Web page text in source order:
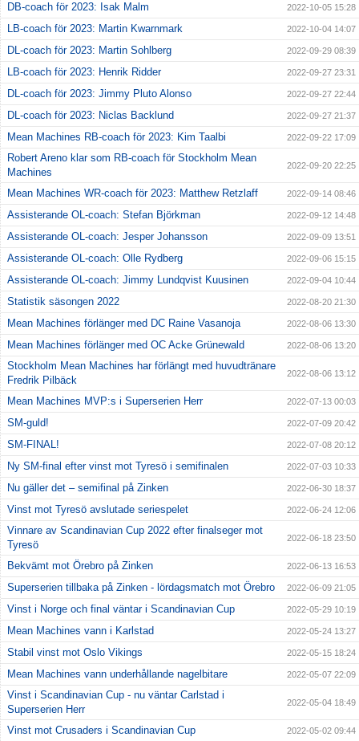
DB-coach för 2023: Isak Malm 2022-10-05 15:28
LB-coach för 2023: Martin Kwarnmark 2022-10-04 14:07
DL-coach för 2023: Martin Sohlberg 2022-09-29 08:39
LB-coach för 2023: Henrik Ridder 2022-09-27 23:31
DL-coach för 2023: Jimmy Pluto Alonso 2022-09-27 22:44
DL-coach för 2023: Niclas Backlund 2022-09-27 21:37
Mean Machines RB-coach för 2023: Kim Taalbi 2022-09-22 17:09
Robert Areno klar som RB-coach för Stockholm Mean
Machines
2022-09-20 22:25
Mean Machines WR-coach för 2023: Matthew Retzlaff 2022-09-14 08:46
Assisterande OL-coach: Stefan Björkman 2022-09-12 14:48
Assisterande OL-coach: Jesper Johansson 2022-09-09 13:51
Assisterande OL-coach: Olle Rydberg 2022-09-06 15:15
Assisterande OL-coach: Jimmy Lundqvist Kuusinen 2022-09-04 10:44
Statistik säsongen 2022 2022-08-20 21:30
Mean Machines förlänger med DC Raine Vasanoja 2022-08-06 13:30
Mean Machines förlänger med OC Acke Grünewald 2022-08-06 13:20
Stockholm Mean Machines har förlängt med huvudtränare
Fredrik Pilbäck
2022-08-06 13:12
Mean Machines MVP:s i Superserien Herr 2022-07-13 00:03
SM-guld! 2022-07-09 20:42
SM-FINAL! 2022-07-08 20:12
Ny SM-final efter vinst mot Tyresö i semifinalen 2022-07-03 10:33
Nu gäller det – semifinal på Zinken 2022-06-30 18:37
Vinst mot Tyresö avslutade seriespelet 2022-06-24 12:06
Vinnare av Scandinavian Cup 2022 efter finalseger mot
Tyresö
2022-06-18 23:50
Bekvämt mot Örebro på Zinken 2022-06-13 16:53
Superserien tillbaka på Zinken - lördagsmatch mot Örebro 2022-06-09 21:05
Vinst i Norge och final väntar i Scandinavian Cup 2022-05-29 10:19
Mean Machines vann i Karlstad 2022-05-24 13:27
Stabil vinst mot Oslo Vikings 2022-05-15 18:24
Mean Machines vann underhållande nagelbitare 2022-05-07 22:09
Vinst i Scandinavian Cup - nu väntar Carlstad i
Superserien Herr
2022-05-04 18:49
Vinst mot Crusaders i Scandinavian Cup 2022-05-02 09:44